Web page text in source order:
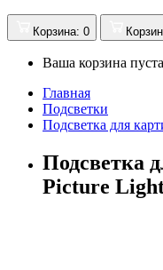
Корзина: 0
Ваша корзина
Главная
Подсветки
Подсветка для
Подсветка
Picture